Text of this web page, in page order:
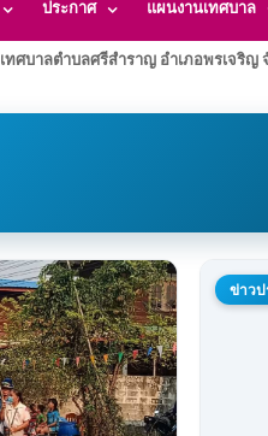
ประกาศ แผนงานเทศบาล
เทศบาลตำบลศรีสำราญ อำเภอพรเจริญ
ข่าว